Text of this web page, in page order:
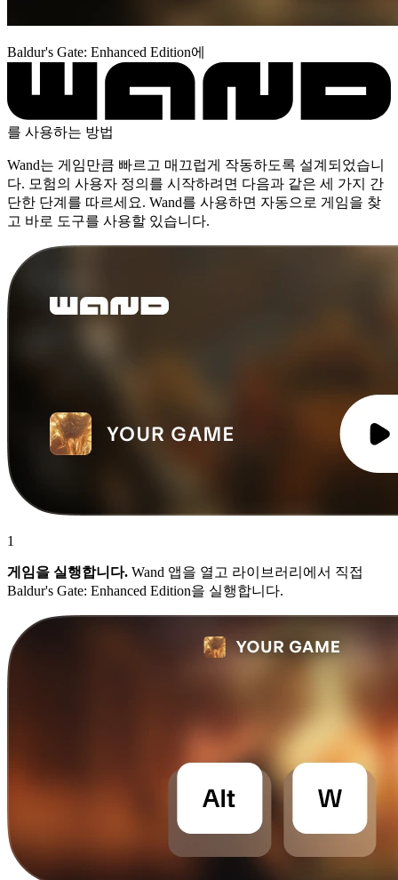
Baldur's Gate: Enhanced Edition에
를 사용하는 방법
Wand는 게임만큼 빠르고 매끄럽게 작동하도록 설계되었습니
다. 모험의 사용자 정의를 시작하려면 다음과 같은 세 가지 간
단한 단계를 따르세요. Wand를 사용하면 자동으로 게임을 찾
고 바로 도구를 사용할 있습니다.
1
게임을 실행합니다. Wand 앱을 열고 라이브러리에서 직접
Baldur's Gate: Enhanced Edition을 실행합니다.